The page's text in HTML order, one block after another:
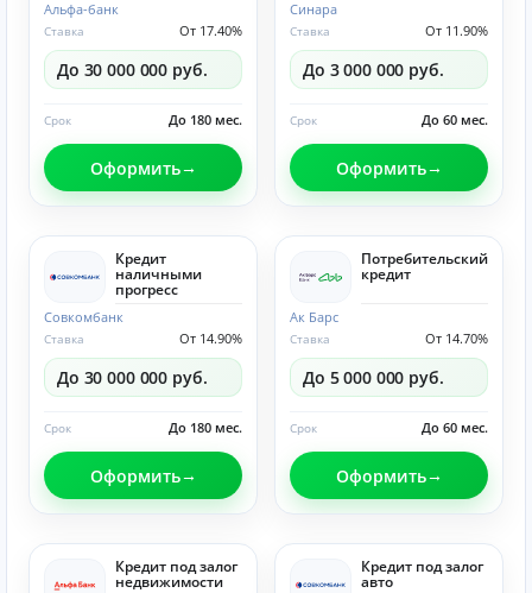
Альфа-банк
От 17.40%
Ставка
До 30 000 000 руб.
До 180 мес.
Срок
Оформить
Синара
От 11.90%
Ставка
До 3 000 000 руб.
До 60 мес.
Срок
Оформить
Кредит
наличными
прогресс
Совкомбанк
От 14.90%
Ставка
До 30 000 000 руб.
До 180 мес.
Срок
Оформить
Потребительский
кредит
Ак Барс
От 14.70%
Ставка
До 5 000 000 руб.
До 60 мес.
Срок
Оформить
Кредит под залог
недвижимости
Кредит под залог
авто